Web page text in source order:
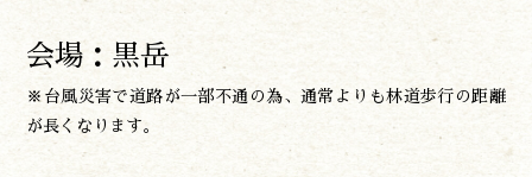
会場：黒岳
※台風災害で道路が一部不通の為、通常よりも林道歩行の距離
が長くなります。